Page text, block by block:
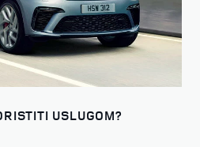
USLUGOM?